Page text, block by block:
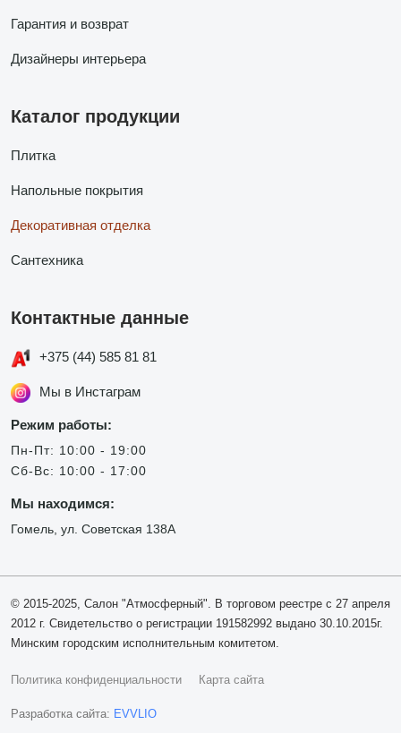
Гарантия и возврат
Дизайнеры интерьера
Каталог продукции
Плитка
Напольные покрытия
Декоративная отделка
Сантехника
Контактные данные
+375 (44) 585 81 81
Мы в Инстаграм
Режим работы:
Пн-Пт: 10:00 - 19:00
Сб-Вс: 10:00 - 17:00
Мы находимся:
Гомель, ул. Советская 138А
© 2015-2025, Салон "Атмосферный". В торговом реестре с 27 апреля
2012 г. Свидетельство о регистрации 191582992 выдано 30.10.2015г.
Минским городским исполнительным комитетом.
Политика конфиденциальности Карта сайта
Разработка сайта: EVVLIO